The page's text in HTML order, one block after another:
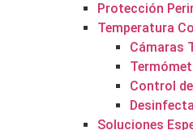
Protección
Temperatura
Cámaras
Control
Soluciones